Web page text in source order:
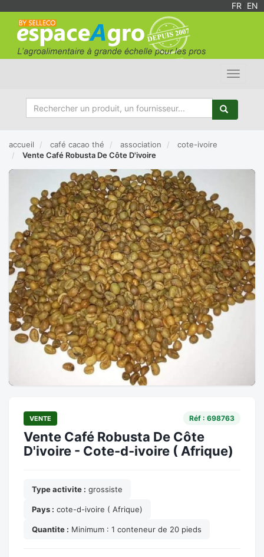
FR EN
Toggle
accueil café cacao thé association
cote-ivoire
Vente Café Robusta De Côte D'ivoire
VENTE Réf : 698763
Vente Café Robusta De Côte
D'ivoire - Cote-d-ivoire ( Afrique)
Type activite : grossiste
Pays : cote-d-ivoire ( Afrique)
Quantite : Minimum : 1 conteneur de 20 pieds